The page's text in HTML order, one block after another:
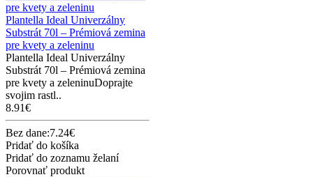
Plantella Ideal Univerzálny
Substrát 70l – Prémiová zemina
pre kvety a zeleninu
Plantella Ideal Univerzálny
Substrát 70l – Prémiová zemina
pre kvety a zeleninuDoprajte
svojim rastl..
8.91€
Bez dane:7.24€
Pridať do košíka
Pridať do zoznamu želaní
Porovnať produkt